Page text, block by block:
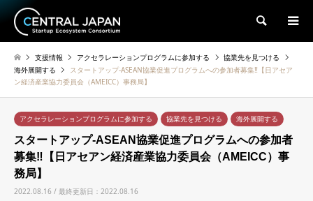
検索
支援情報 アクセラレーションプログラムに参加する
協業先を見つける
海外展開する
スタートアップ-ASEAN協業促進プログラムへの参加者募集‼【日アセア
ン経済産業協力委員会（AMEICC）事務局】
アクセラレーションプログラムに参加する 協業先を見つける 海外展開する
スタートアップ-ASEAN協業促進プログラムへの参加者
募集‼【日アセアン経済産業協力委員会（AMEICC）事
務局】
2022.08.16 / 最終更新日：2022.08.16